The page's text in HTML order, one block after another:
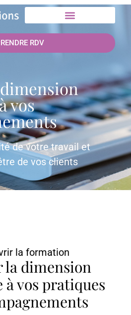
RDV
vos
de votre travail et
de vos clients
la formation
la dimension
vos pratiques